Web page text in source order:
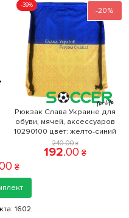
-20%
-39%
Рюкзак Слава Украине для
обуви, мячей, аксессуаров
10290100 цвет: желто-синий
240.00 ₴
192.00 ₴
₴
1602